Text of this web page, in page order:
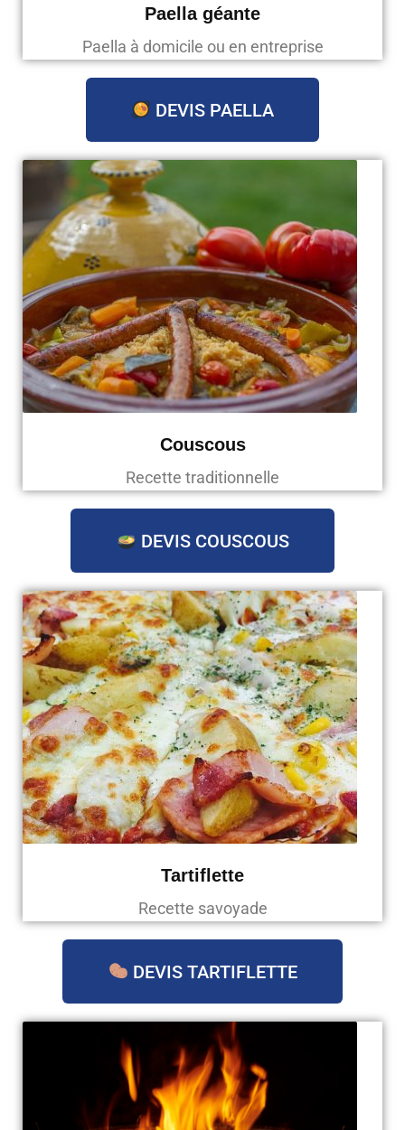
Paella géante
Paella à domicile ou en entreprise
DEVIS PAELLA
Couscous
Recette traditionnelle
DEVIS COUSCOUS
Tartiflette
Recette savoyade
DEVIS TARTIFLETTE